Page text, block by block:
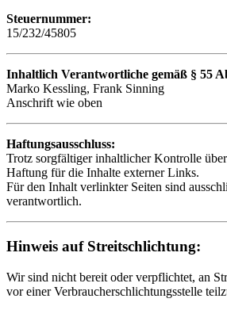
Steuernummer:
15/232/45805
Inhaltlich Verantwortliche gemäß § 55
Marko Kessling, Frank Sinning
Anschrift wie oben
Haftungsausschluss:
Trotz sorgfältiger inhaltlicher Kontrolle
Haftung für die Inhalte externer Links.
Für den Inhalt verlinkter Seiten sind
verantwortlich.
Hinweis auf Streitschlichtung:
Wir sind nicht bereit oder verpflichtet, an
vor einer Verbraucherschlichtungsstelle